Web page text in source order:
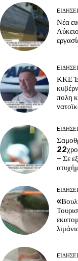
Νέα
ΚΚΕ
πολη
– Σε